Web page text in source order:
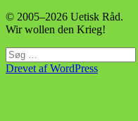
© 2005–2026 Uetisk Råd.
Wir wollen den Krieg!
Søg
efter:
Drevet af WordPress